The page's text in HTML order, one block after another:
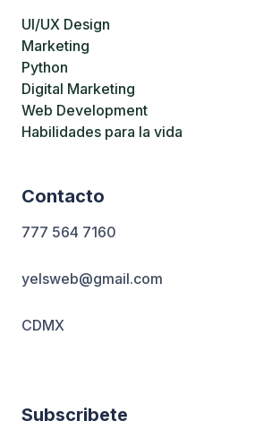
UI/UX Design
Marketing
Python
Digital Marketing
Web Development
Habilidades para la vida
Contacto
777 564 7160
yelsweb@gmail.com
CDMX
Subscribete